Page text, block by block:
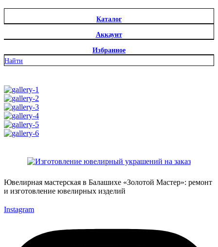
Каталог
Аккаунт
Избранное
Найти
Ювелирная мастерская в Балашихе «Золотой Мастер»: ремонт
и изготовление ювелирных изделий
Instagram